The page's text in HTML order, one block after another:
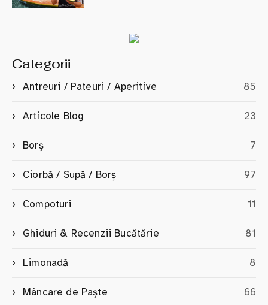
Categorii
Antreuri / Pateuri / Aperitive 85
Articole Blog 23
Borș 7
Ciorbă / Supă / Borș 97
Compoturi 11
Ghiduri & Recenzii Bucătărie 81
Limonadă 8
Mâncare de Paște 66